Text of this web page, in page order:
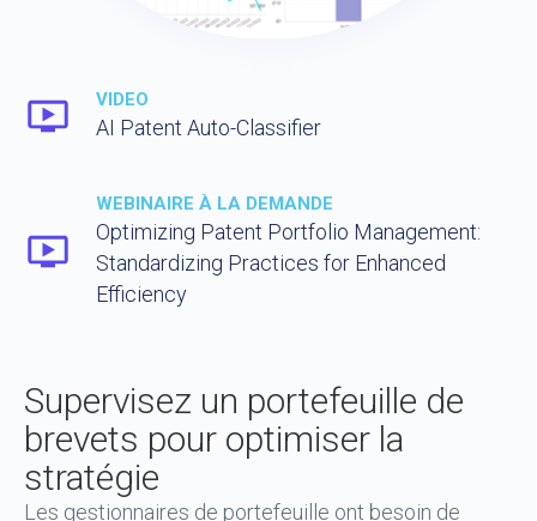
Supervisez un portefeuille de
brevets pour optimiser la
stratégie
Les gestionnaires de portefeuille ont besoin de
VIDEO
AI Patent Auto-Classifier
WEBINAIRE À LA DEMANDE
Optimizing Patent Portfolio Management:
Standardizing Practices for Enhanced
Efficiency